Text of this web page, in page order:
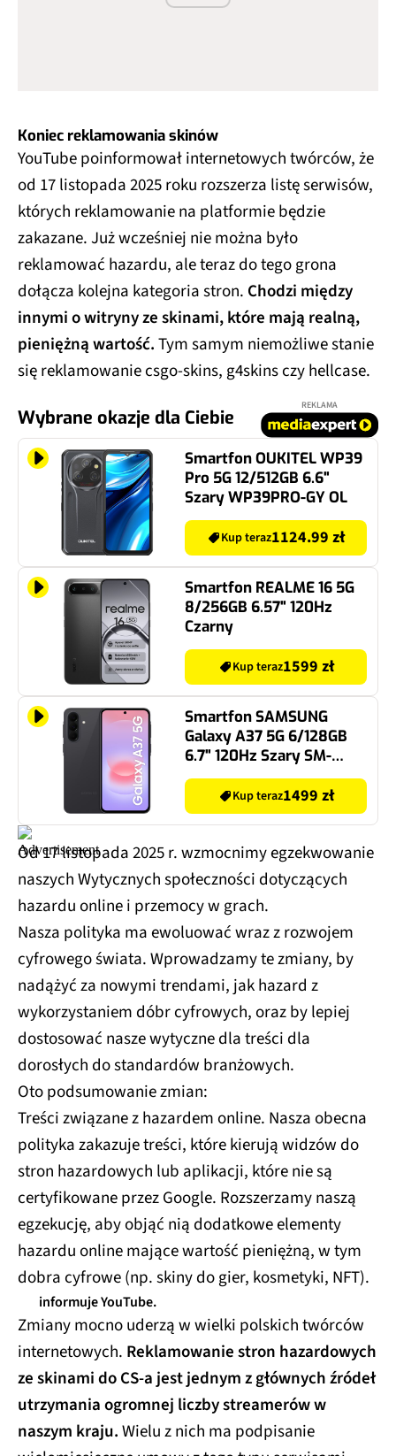
Koniec reklamowania skinów
YouTube poinformował internetowych twórców, że
od 17 listopada 2025 roku rozszerza listę serwisów,
których reklamowanie na platformie będzie
zakazane. Już wcześniej nie można było
reklamować hazardu, ale teraz do tego grona
dołącza kolejna kategoria stron. Chodzi między
innymi o witryny ze skinami, które mają realną,
pieniężną wartość.Tym samym niemożliwe stanie
się reklamowanie csgo-skins, g4skins czy hellcase.
Wybrane okazje dla Ciebie
REKLAMA
Smartfon OUKITEL WP39
Pro 5G 12/512GB 6.6"
Szary WP39PRO-GY OL
Kup teraz1124.99 zł
Smartfon REALME 16 5G
8/256GB 6.57" 120Hz
Czarny
Kup teraz1599 zł
Smartfon SAMSUNG
Galaxy A37 5G 6/128GB
6.7" 120Hz Szary SM-
A376
Kup teraz1499 zł
Od 17 listopada 2025 r. wzmocnimy egzekwowanie
naszych Wytycznych społeczności dotyczących
hazardu online i przemocy w grach.
Nasza polityka ma ewoluować wraz z rozwojem
cyfrowego świata. Wprowadzamy te zmiany, by
nadążyć za nowymi trendami, jak hazard z
wykorzystaniem dóbr cyfrowych, oraz by lepiej
dostosować nasze wytyczne dla treści dla
dorosłych do standardów branżowych.
Oto podsumowanie zmian:
Treści związane z hazardem online. Nasza obecna
polityka zakazuje treści, które kierują widzów do
stron hazardowych lub aplikacji, które nie są
certyfikowane przez Google. Rozszerzamy naszą
egzekucję, aby objąć nią dodatkowe elementy
hazardu online mające wartość pieniężną, w tym
dobra cyfrowe (np. skiny do gier, kosmetyki, NFT).
informuje YouTube.
Zmiany mocno uderzą w wielki polskich twórców
internetowych. Reklamowanie stron hazardowych
ze skinami do CS-a jest jednym z głównych źródeł
utrzymania ogromnej liczby streamerów w
naszym kraju.Wielu z nich ma podpisanie